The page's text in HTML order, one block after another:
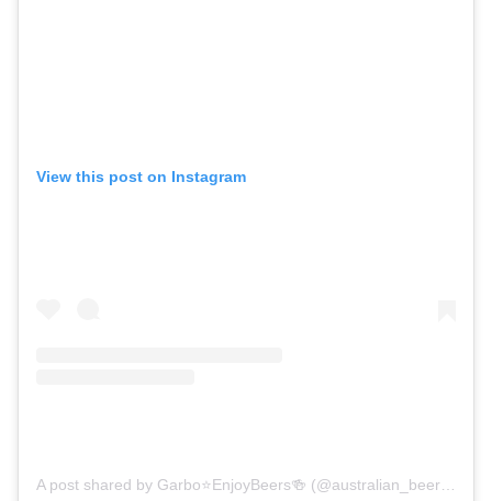
View this post on Instagram